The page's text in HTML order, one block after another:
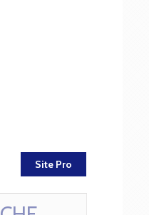
Site Pro